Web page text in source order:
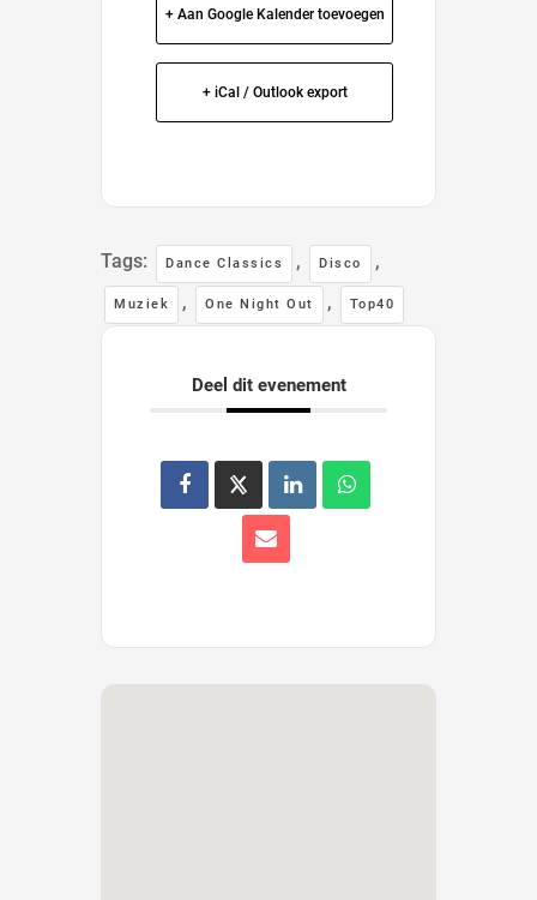
+ Aan Google Kalender toevoegen
+ iCal / Outlook export
Tags: Dance Classics , Disco ,
Muziek , One Night Out , Top40
Deel dit evenement